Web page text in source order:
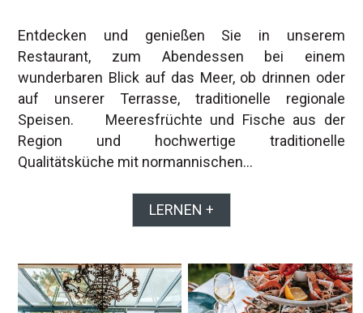
Entdecken und genießen Sie in unserem
Restaurant, zum Abendessen bei einem
wunderbaren Blick auf das Meer, ob drinnen oder
auf unserer Terrasse, traditionelle regionale
Speisen. Meeresfrüchte und Fische aus der
Region und hochwertige traditionelle
Qualitätsküche mit normannischen…
LERNEN +